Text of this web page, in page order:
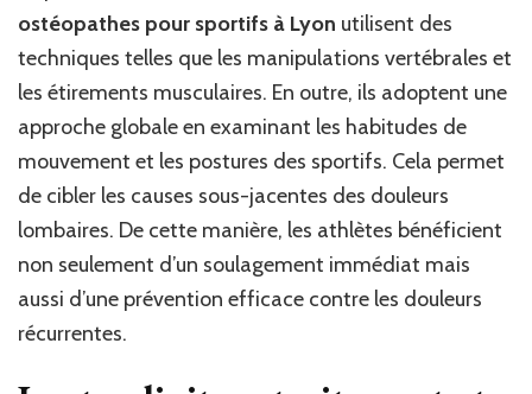
ostéopathes pour sportifs à Lyon utilisent des
techniques telles que les manipulations vertébrales et
les étirements musculaires. En outre, ils adoptent une
approche globale en examinant les habitudes de
mouvement et les postures des sportifs. Cela permet
de cibler les causes sous-jacentes des douleurs
lombaires. De cette manière, les athlètes bénéficient
non seulement d’un soulagement immédiat mais
aussi d’une prévention efficace contre les douleurs
récurrentes.